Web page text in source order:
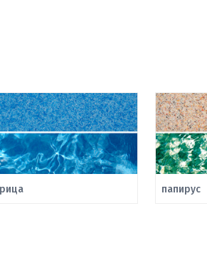
рица папирус